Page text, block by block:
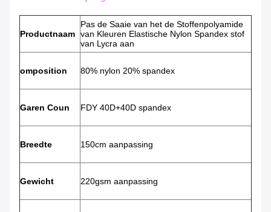
Productnaam
Pas de Saaie van het de Stoffenpolyamide
van Kleuren Elastische Nylon Spandex stof
van Lycra aan
omposition 80% nylon 20% spandex
Garen Coun FDY 40D+40D spandex
Breedte 150cm aanpassing
Gewicht 220gsm aanpassing